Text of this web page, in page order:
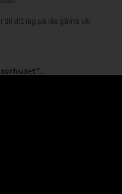
till ditt lag på läs gärna vår